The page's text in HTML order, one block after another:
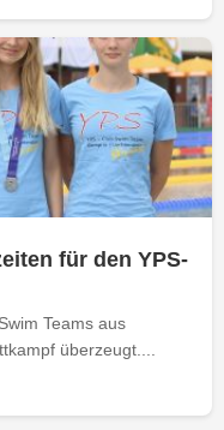
für den YPS-
Teams aus
überzeugt....